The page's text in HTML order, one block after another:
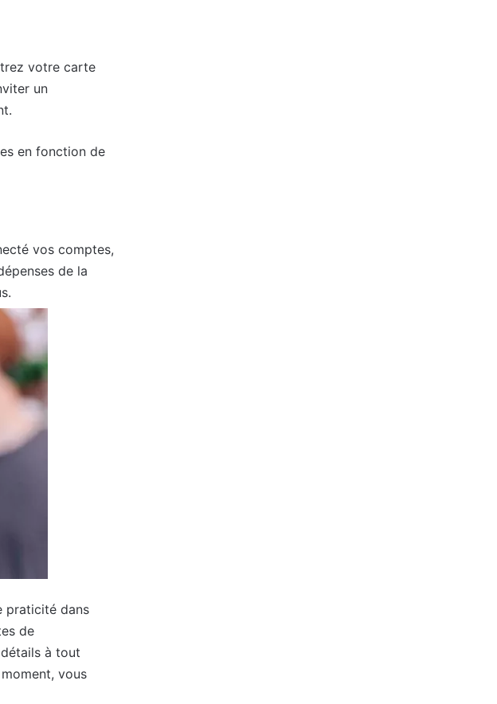
votre carte
un
en fonction de
vos comptes,
de la
praticité dans
de
à tout
vous